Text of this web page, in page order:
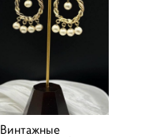
Винтажные